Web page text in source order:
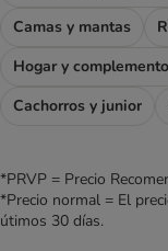
Camas y mantas
Hogar y
Cachorros y junior
*PRVP = Precio
*Precio normal = El
útimos 30 días.